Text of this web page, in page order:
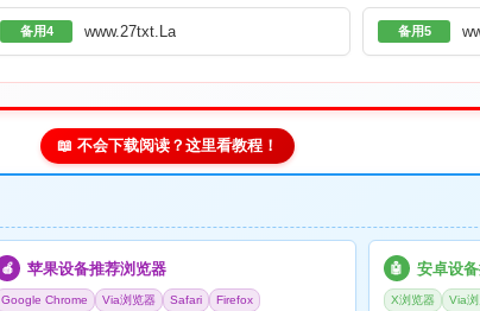
备用4 www.27txt.La 备用5
📖 不会下载阅读？这里看教程！
🍎 苹果设备推荐浏览器
Google Chrome Via浏览器 Safari Firefox
🤖 安卓设
X浏览器 Via浏